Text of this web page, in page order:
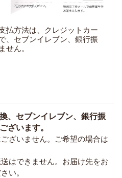
払方法は、クレジットカー
、セブンイレブン、銀行振
せん。
、セブンイレブン、銀行振
ざいます。
ざいません。ご希望の場合は
はできません。お届け先をお
い。